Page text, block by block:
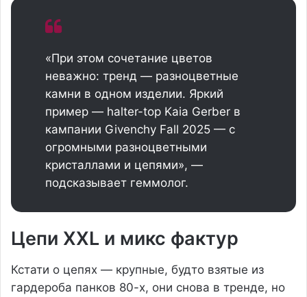
«При этом сочетание цветов
неважно: тренд — разноцветные
камни в одном изделии. Яркий
пример — halter-top Kaia Gerber в
кампании Givenchy Fall 2025 — с
огромными разноцветными
кристаллами и цепями», —
подсказывает геммолог.
Цепи XXL и микс фактур
Кстати о цепях — крупные, будто взятые из
гардероба панков 80-х, они снова в тренде, но